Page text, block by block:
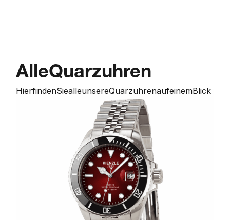
AlleQuarzuhren
HierfindenSiealleunsereQuarzuhrenaufeinemBlick